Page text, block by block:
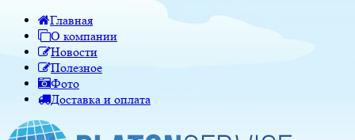
Главная
О компании
Новости
Полезное
Фото
Доставка и оплата